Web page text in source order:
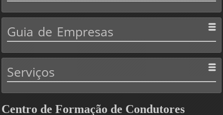
Guia de Empresas
Serviços
Centro de Formação de Condutores